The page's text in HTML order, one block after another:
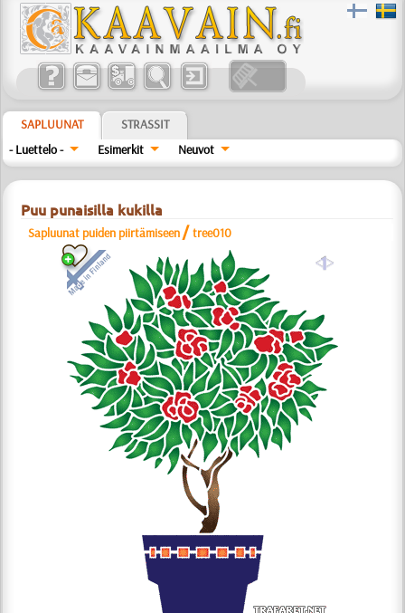
SAPLUUNAT
STRASSIT
- Luettelo -
Esimerkit Neuvot
Puu punaisilla kukilla
Sapluunat puiden piirtämiseen /tree010
a